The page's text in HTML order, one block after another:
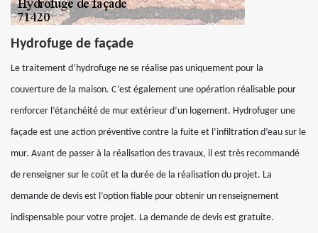
Hydrofuge de façade
Le traitement d’hydrofuge ne se réalise pas uniquement pour la
couverture de la maison. C’est également une opération réalisable pour
renforcer l’étanchéité de mur extérieur d’un logement. Hydrofuger une
façade est une action préventive contre la fuite et l’infiltration d’eau sur le
mur. Avant de passer à la réalisation des travaux, il est très recommandé
de renseigner sur le coût et la durée de la réalisation du projet. La
demande de devis est l’option fiable pour obtenir un renseignement
indispensable pour votre projet. La demande de devis est gratuite.